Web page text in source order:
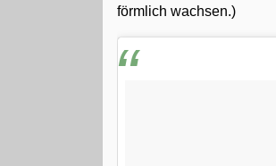
förmlich wachsen.)